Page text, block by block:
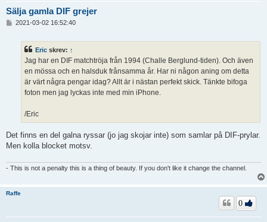
Sälja gamla DIF grejer
2021-03-02 16:52:40
Eric skrev: ↑
Jag har en DIF matchtröja från 1994 (Challe Berglund-tiden). Och även
en mössa och en halsduk frånsamma år. Har ni någon aning om detta
är värt några pengar idag? Allt är i nästan perfekt skick. Tänkte bifoga
foton men jag lyckas inte med min iPhone.
/Eric
Det finns en del galna ryssar (jo jag skojar inte) som samlar på DIF-prylar.
Men kolla blocket motsv.
- This is not a penalty this is a thing of beauty. If you don't like it change the channel.
Raffe
0